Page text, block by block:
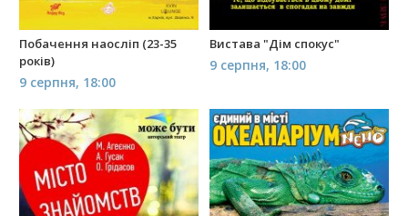
Побачення наосліп (23-35
років)
9 серпня, 18:00
Вистава "Дім спокус"
9 серпня, 18:00